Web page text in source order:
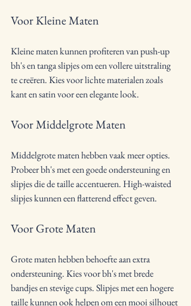
Voor Kleine Maten
Kleine maten kunnen profiteren van push-up
bh's en tanga slipjes om een vollere uitstraling
te creëren. Kies voor lichte materialen zoals
kant en satin voor een elegante look.
Voor Middelgrote Maten
Middelgrote maten hebben vaak meer opties.
Probeer bh's met een goede ondersteuning en
slipjes die de taille accentueren. High-waisted
slipjes kunnen een flatterend effect geven.
Voor Grote Maten
Grote maten hebben behoefte aan extra
ondersteuning. Kies voor bh's met brede
bandjes en stevige cups. Slipjes met een hogere
taille kunnen ook helpen om een mooi silhouet